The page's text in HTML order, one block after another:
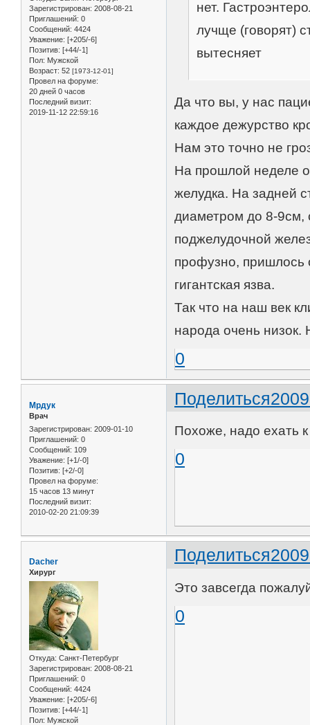
Зарегистрирован: 2008-08-21
Приглашений: 0
Сообщений: 4424
Уважение: [+205/-6]
Позитив: [+44/-1]
Пол: Мужской
Возраст: 52 [1973-12-01]
Провел на форуме:
20 дней 0 часов
Последний визит:
2019-11-12 22:59:16
нет.
лучще (говорят)
вытесняет
Да что вы, у нас
каждое дежурство
Нам это точно не
На прошлой неделе
желудка. На задней
диаметром до 8-9см,
поджелудочной
профузно, пришлось
гигантская язва.
Так что на наш век
народа очень низок.
0
Поделиться
Мрдук
Врач
Зарегистрирован: 2009-01-10
Приглашений: 0
Сообщений: 109
Уважение: [+1/-0]
Позитив: [+2/-0]
Провел на форуме:
15 часов 13 минут
Последний визит:
2010-02-20 21:09:39
Похоже, надо ехать
0
Поделиться
Dacher
Хирург
Откуда: Санкт-Петербург
Зарегистрирован: 2008-08-21
Приглашений: 0
Сообщений: 4424
Уважение: [+205/-6]
Позитив: [+44/-1]
Пол: Мужской
Это завсегда
0